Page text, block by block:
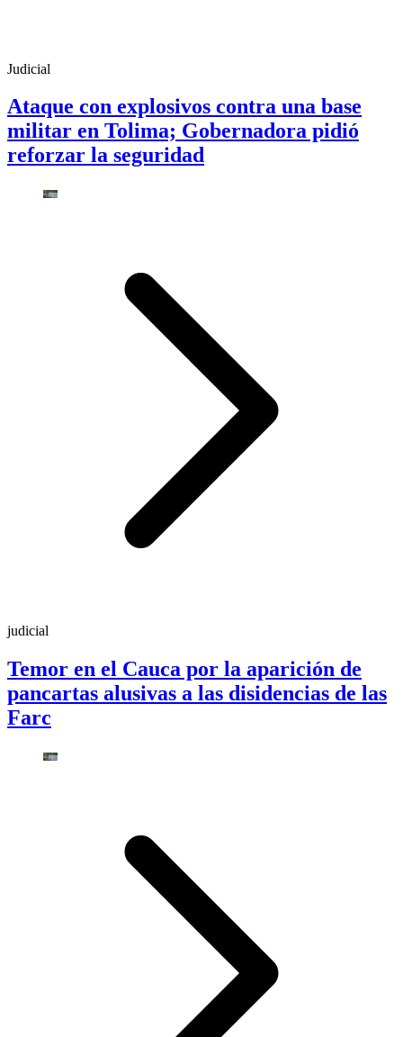
Judicial
Ataque con explosivos contra una base
militar en Tolima; Gobernadora pidió
reforzar la seguridad
judicial
Temor en el Cauca por la aparición de
pancartas alusivas a las disidencias de las
Farc